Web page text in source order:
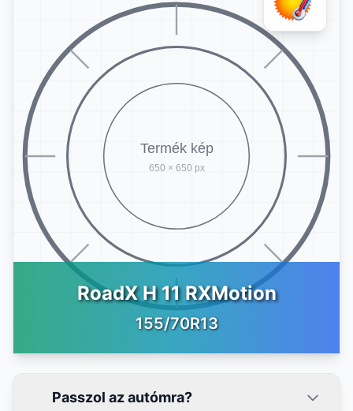
RoadX H 11 RXMotion
155/70R13
Passzol az autómra?